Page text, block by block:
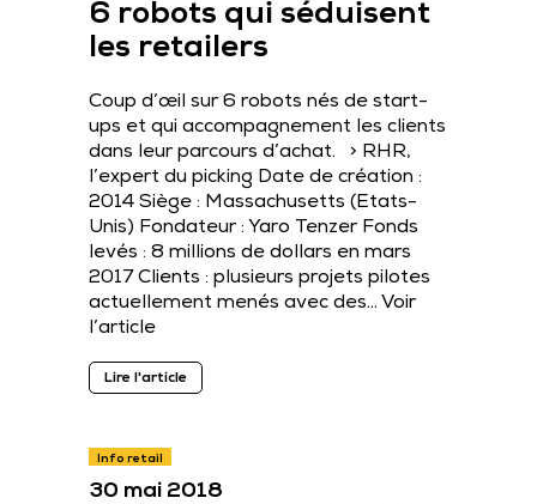
6 robots qui séduisent
les retailers
Coup d’œil sur 6 robots nés de start-
ups et qui accompagnement les clients
dans leur parcours d’achat. > RHR,
l’expert du picking Date de création :
2014 Siège : Massachusetts (Etats-
Unis) Fondateur : Yaro Tenzer Fonds
levés : 8 millions de dollars en mars
2017 Clients : plusieurs projets pilotes
actuellement menés avec des… Voir
l’article
Lire l'article
Info retail
30 mai 2018